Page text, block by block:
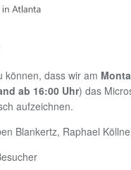
können, dass wir am
ab 16:00 Uhr) das
aufzeichnen.
Blankertz, Raphael